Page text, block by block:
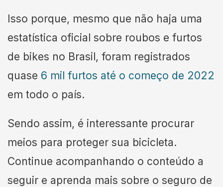
Isso porque, mesmo que não haja uma
estatística oficial sobre roubos e furtos
de bikes no Brasil, foram registrados
quase 6 mil furtos até o começo de 2022
em todo o país.
Sendo assim, é interessante procurar
meios para proteger sua bicicleta.
Continue acompanhando o conteúdo a
seguir e aprenda mais sobre o seguro de